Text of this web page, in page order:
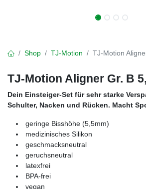
Shop TJ-Motion TJ-Motion
TJ-Motion Aligner Gr. B
Dein Einsteiger-Set für sehr starke
Schulter, Nacken und Rücken. Macht
geringe Bisshöhe (5,5mm)
medizinisches Silikon
geschmacksneutral
geruchsneutral
latexfrei
BPA-frei
vegan